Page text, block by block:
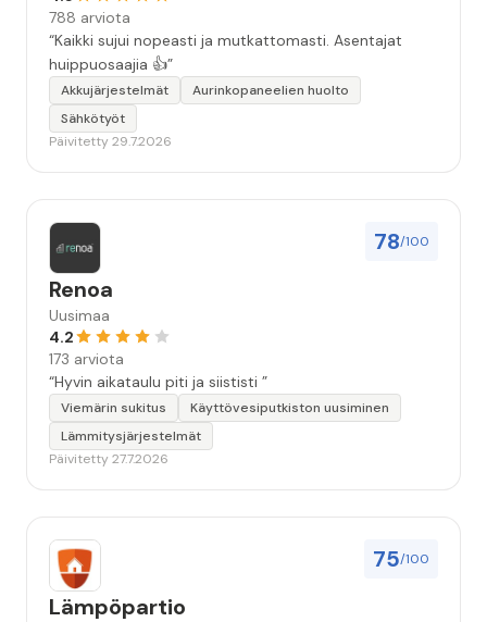
788 arviota
“Kaikki sujui nopeasti ja mutkattomasti. Asentajat
huippuosaajia 👍”
Akkujärjestelmät
Aurinkopaneelien huolto
Sähkötyöt
Päivitetty 29.7.2026
78/100
Renoa
Uusimaa
4.2
173 arviota
“Hyvin aikataulu piti ja siististi ”
Viemärin sukitus
Käyttövesiputkiston uusiminen
Lämmitysjärjestelmät
Päivitetty 27.7.2026
75/100
Lämpöpartio